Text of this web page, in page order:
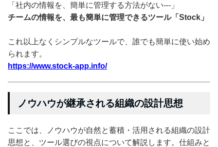
「社内の情報を、簡単に管理する方法がない---」
チームの情報を、最も簡単に管理できるツール「Stock」
これ以上なくシンプルなツールで、誰でも簡単に使い始め
られます。
https://www.stock-app.info/
ノウハウが継承される組織の設計思想
ここでは、ノウハウが自然と蓄積・活用される組織の設計
思想と、ツール選びの視点について解説します。仕組みと